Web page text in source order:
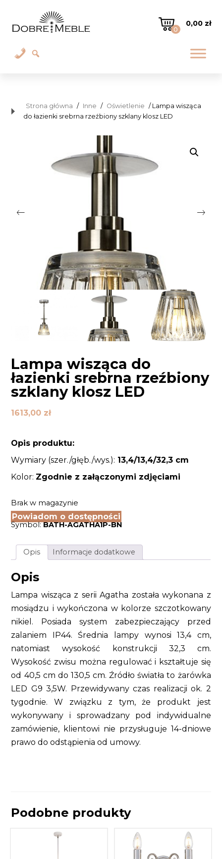
0
0,00 zł
Strona główna / Inne / Oświetlenie / Lampa wisząca
do łazienki srebrna rzeźbiony szklany klosz LED
Lampa wisząca do
łazienki srebrna rzeźbiony
szklany klosz LED
1613,00 zł
Opis produktu:
Wymiary (szer./głęb./wys.): 13,4/13,4/32,3 cm
Kolor: Zgodnie z załączonymi zdjęciami
Brak w magazynie
Powiadom o dostępności
Symbol:BATH-AGATHA1P-BN
Opis Informacje dodatkowe
Opis
Lampa wisząca z serii Agatha została wykonana z
mosiądzu i wykończona w kolorze szczotkowany
nikiel. Posiada system zabezpieczający przed
zalaniem IP44. Średnia lampy wynosi 13,4 cm,
natomiast wysokość konstrukcji 32,3 cm.
Wysokość zwisu można regulować i kształtuje się
od 40,5 cm do 130,5 cm. Źródło światła to żarówka
LED G9 3,5W. Przewidywany czas realizacji ok. 2
tygodnie. W związku z tym, że produkt jest
wykonywany i sprowadzany pod indywidualne
zamówienie, klientowi nie przysługuje 14-dniowe
prawo do odstąpienia od umowy.
Podobne produkty